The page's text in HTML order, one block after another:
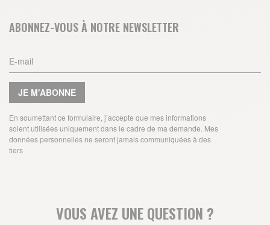
ABONNEZ-VOUS À NOTRE NEWSLETTER
JE M'ABONNE
En soumettant ce formulaire, j’accepte que mes informations
soient utilisées uniquement dans le cadre de ma demande. Mes
données personnelles ne seront jamais communiquées à des
tiers
VOUS AVEZ UNE QUESTION ?